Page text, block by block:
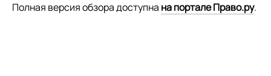
Полная версия обзора доступна на портале Право.ру.